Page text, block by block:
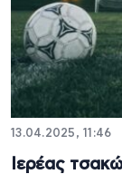
13.04.2025, 11:46
Ιερέας